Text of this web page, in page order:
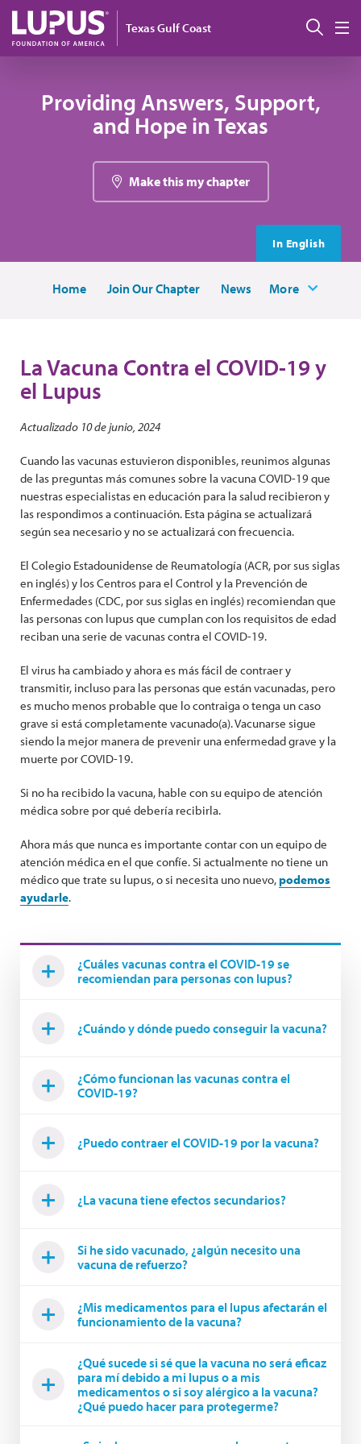
Pasar al contenido principal
Texas Gulf Coast
Providing Answers, Support,
and Hope in Texas
Make this my chapter
In English
Home Join Our Chapter News More
La Vacuna Contra el COVID-19 y
el Lupus
Actualizado 10 de junio, 2024
Cuando las vacunas estuvieron disponibles, reunimos algunas
de las preguntas más comunes sobre la vacuna COVID-19 que
nuestras especialistas en educación para la salud recibieron y
las respondimos a continuación. Esta página se actualizará
según sea necesario y no se actualizará con frecuencia.
El Colegio Estadounidense de Reumatología (ACR, por sus siglas
en inglés) y los Centros para el Control y la Prevención de
Enfermedades (CDC, por sus siglas en inglés) recomiendan que
las personas con lupus que cumplan con los requisitos de edad
reciban una serie de vacunas contra el COVID-19.
El virus ha cambiado y ahora es más fácil de contraer y
transmitir, incluso para las personas que están vacunadas, pero
es mucho menos probable que lo contraiga o tenga un caso
grave si está completamente vacunado(a). Vacunarse sigue
siendo la mejor manera de prevenir una enfermedad grave y la
muerte por COVID-19.
Si no ha recibido la vacuna, hable con su equipo de atención
médica sobre por qué debería recibirla.
Ahora más que nunca es importante contar con un equipo de
atención médica en el que confíe. Si actualmente no tiene un
médico que trate su lupus, o si necesita uno nuevo,podemos
ayudarle.
¿Cuáles vacunas contra el COVID-19 se
recomiendan para personas con lupus?
¿Cuándo y dónde puedo conseguir la vacuna?
¿Cómo funcionan las vacunas contra el
COVID-19?
¿Puedo contraer el COVID-19 por la vacuna?
¿La vacuna tiene efectos secundarios?
Si he sido vacunado, ¿algún necesito una
vacuna de refuerzo?
¿Mis medicamentos para el lupus afectarán el
funcionamiento de la vacuna?
¿Qué sucede si sé que la vacuna no será eficaz
para mí debido a mi lupus o a mis
medicamentos o si soy alérgico a la vacuna?
¿Qué puedo hacer para protegerme?